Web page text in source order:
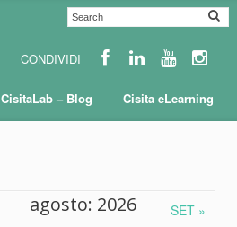
CisitaLab – Blog Cisita eLearning
SET »
agosto: 2026